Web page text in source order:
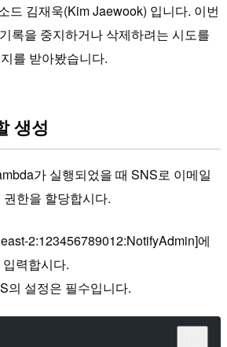
드 김재욱(Kim Jaewook) 입니다. 이번
록을 중지하거나 삭제하려는 시도를
를 받아봤습니다.
생성
가 실행되었을 때 SNS로 이메일
한을 할당합시다.
2:123456789012:NotifyAdmin]에
력합시다.
의 설정은 필수입니다.